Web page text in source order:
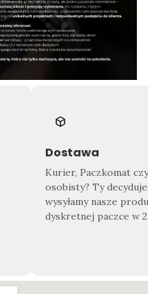
Dostawa
Kurier, Paczkomat
osobisty? Ty
wysyłamy nasze
dyskretnej paczce w